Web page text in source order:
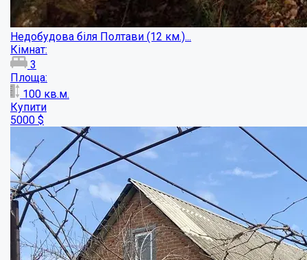
Продається будинок в Диканці...
Кімнат:
4
Площа:
110кв.м.
Купити
50000